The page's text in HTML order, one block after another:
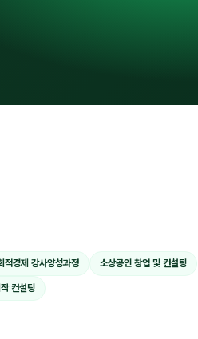
적경제 강사양성과정 소상공인 창업 및 컨설팅
컨설팅